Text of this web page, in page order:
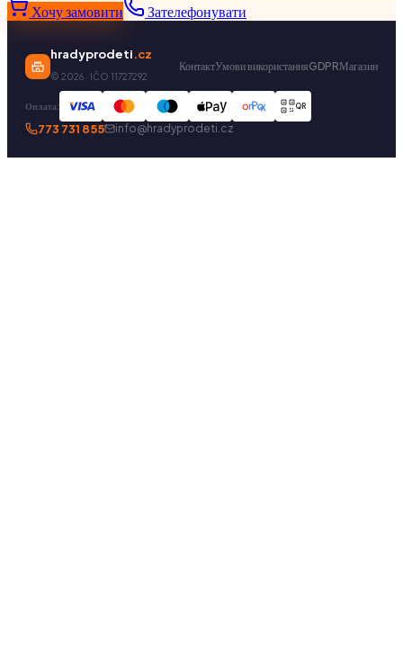
Хочу замовити Зателефонувати
hradyprodeti.cz
© 2026 · IČO 11727292
КонтактУмови використанняGDPRМагазин
Оплата: QR
773 731 855 info@hradyprodeti.cz